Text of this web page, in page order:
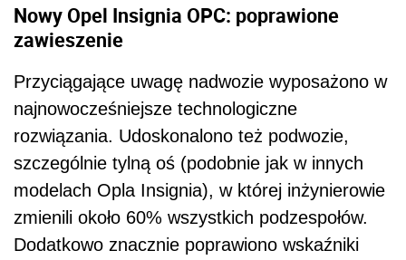
Nowy Opel Insignia OPC: poprawione
zawieszenie
Przyciągające uwagę nadwozie wyposażono w
najnowocześniejsze technologiczne
rozwiązania. Udoskonalono też podwozie,
szczególnie tylną oś (podobnie jak w innych
modelach Opla Insignia), w której inżynierowie
zmienili około 60% wszystkich podzespołów.
Dodatkowo znacznie poprawiono wskaźniki